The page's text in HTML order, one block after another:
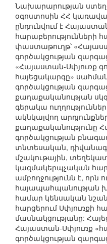
Նախարարության
օգոստոսին ՀՀ
ընդունվում է
հարաբերությունների
փաստաթուղթ՝
գործակցության
«Հայաստան-Սփյուռք
հայեցակարգը»
գործակցության
քաղաքականության
գերակա
ակնկալվող
քաղաքականությունը
գործակցության
տնտեսական,
մշակութային,
կազմակերպչական
ամբողջությունն է, որն
հայապահպանության
համար կենսական
հարցերում Սփյուռքի
մասնակցությանը:
Հայաստան-Սփյուռք
գործակցության